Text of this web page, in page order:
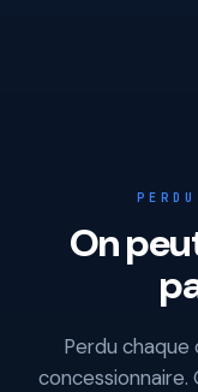
On
Perdu chaque
concessionnaire.